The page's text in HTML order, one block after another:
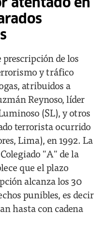
atentado en
prescripción de los
y tráfico
atribuidos a
Reynoso, líder
(SL), y otros
terrorista ocurrido
Lima), en 1992. La
"A" de la
que el plazo
alcanza los 30
punibles, es decir
hasta con cadena